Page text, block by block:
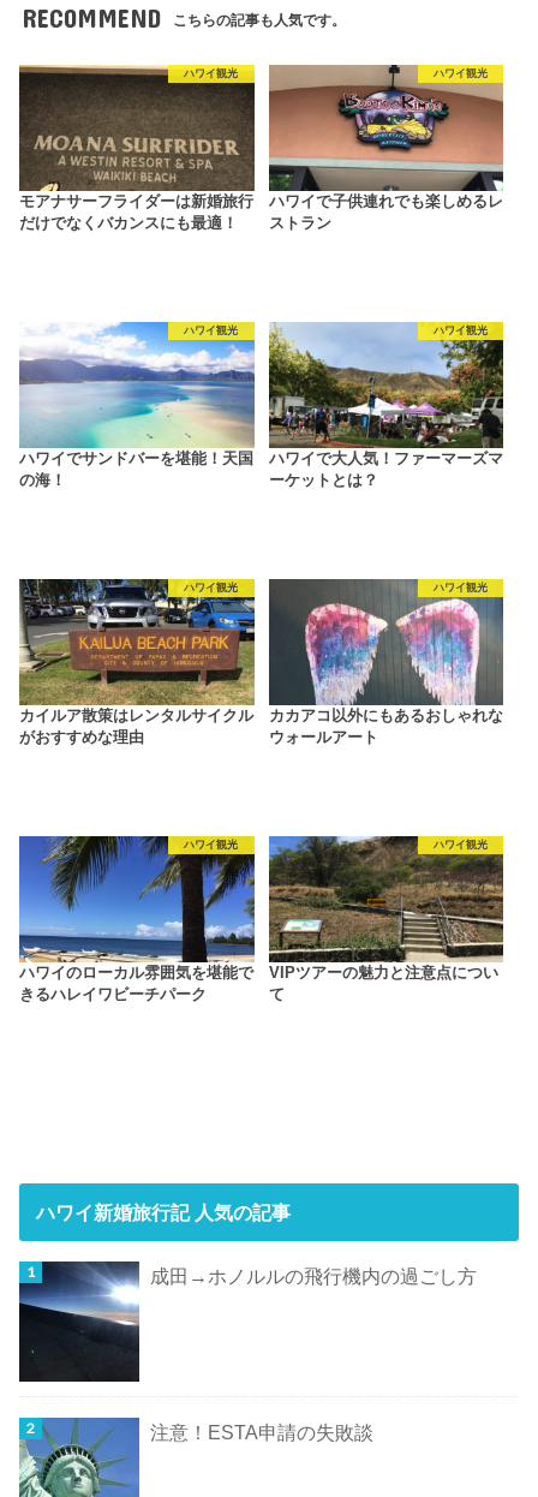
RECOMMEND こちらの記事も人気です。
ハワイ観光
モアナサーフライダーは新婚旅行
だけでなくバカンスにも最適！
ハワイ観光
ハワイで子供連れでも楽しめるレ
ストラン
ハワイ観光
ハワイでサンドバーを堪能！天国
の海！
ハワイ観光
ハワイで大人気！ファーマーズマ
ーケットとは？
ハワイ観光
カイルア散策はレンタルサイクル
がおすすめな理由
ハワイ観光
カカアコ以外にもあるおしゃれな
ウォールアート
ハワイ観光
ハワイのローカル雰囲気を堪能で
きるハレイワビーチパーク
ハワイ観光
VIPツアーの魅力と注意点につい
て
ハワイ新婚旅行記 人気の記事
成田→ホノルルの飛行機内の過ごし方
注意！ESTA申請の失敗談